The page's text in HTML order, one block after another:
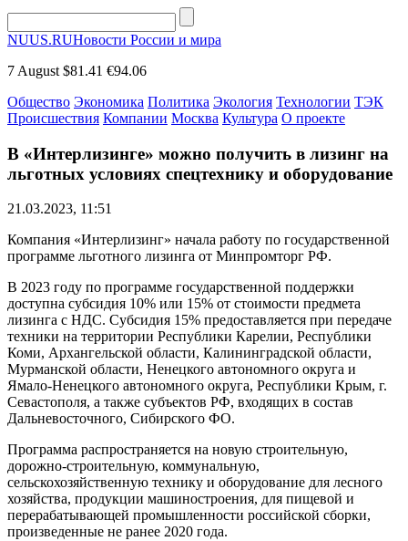
NUUS.RUНовости России и мира
7 August $81.41 €94.06
Общество Экономика Политика Экология Технологии ТЭК
Происшествия Компании Москва Культура О проекте
В «Интерлизинге» можно получить в лизинг на
льготных условиях спецтехнику и оборудование
21.03.2023, 11:51
Компания «Интерлизинг» начала работу по государственной
программе льготного лизинга от Минпромторг РФ.
В 2023 году по программе государственной поддержки
доступна субсидия 10% или 15% от стоимости предмета
лизинга с НДС. Субсидия 15% предоставляется при передаче
техники на территории Республики Карелии, Республики
Коми, Архангельской области, Калининградской области,
Мурманской области, Ненецкого автономного округа и
Ямало-Ненецкого автономного округа, Республики Крым, г.
Севастополя, а также субъектов РФ, входящих в состав
Дальневосточного, Сибирского ФО.
Программа распространяется на новую строительную,
дорожно-строительную, коммунальную,
сельскохозяйственную технику и оборудование для лесного
хозяйства, продукции машиностроения, для пищевой и
перерабатывающей промышленности российской сборки,
произведенные не ранее 2020 года.